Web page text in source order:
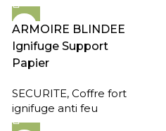
ARMOIRE BLINDEE
Ignifuge Support
Papier
SECURITE, Coffre fort
ignifuge anti feu